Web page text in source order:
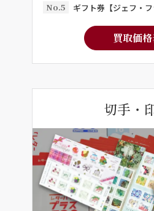
No.5
ギフト券【ジェフ・フ
買取価
切手・